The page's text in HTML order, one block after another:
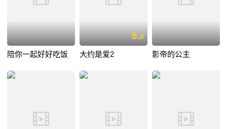
陪你一起好好吃饭
5.0
大约是爱2 影帝的公主